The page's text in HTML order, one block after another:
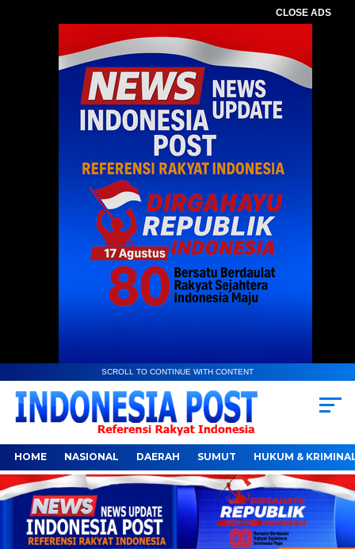
CLOSE ADS
SCROLL TO CONTINUE WITH CONTENT
HOME NASIONAL DAERAH SUMUT HUKUM &